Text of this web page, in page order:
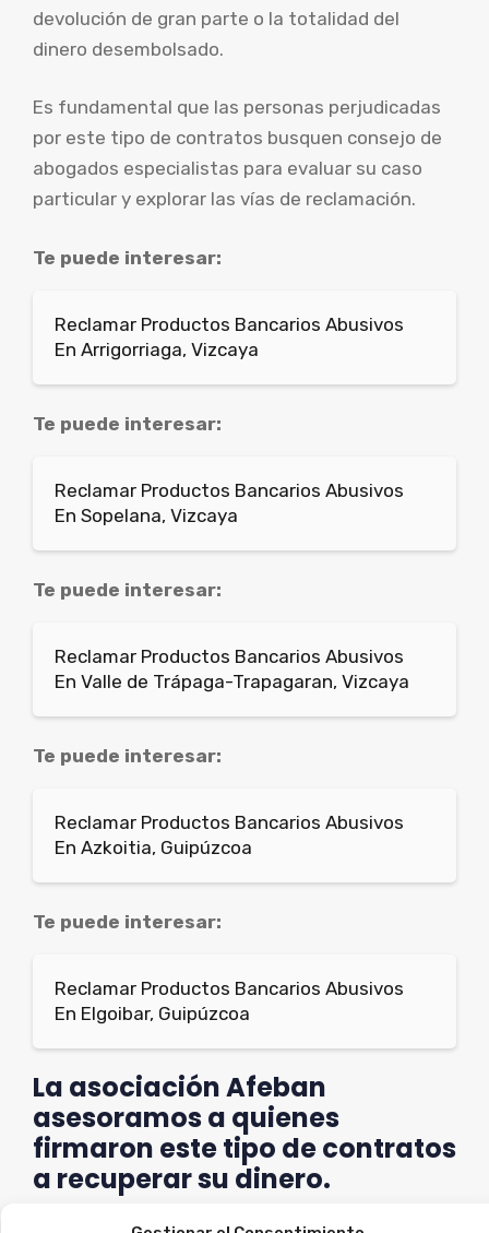
devolución de gran parte o la totalidad del
dinero desembolsado.
Es fundamental que las personas perjudicadas
por este tipo de contratos busquen consejo de
abogados especialistas para evaluar su caso
particular y explorar las vías de reclamación.
Te puede interesar:
Reclamar Productos Bancarios Abusivos
En Arrigorriaga, Vizcaya
Te puede interesar:
Reclamar Productos Bancarios Abusivos
En Sopelana, Vizcaya
Te puede interesar:
Reclamar Productos Bancarios Abusivos
En Valle de Trápaga-Trapagaran, Vizcaya
Te puede interesar:
Reclamar Productos Bancarios Abusivos
En Azkoitia, Guipúzcoa
Te puede interesar:
Reclamar Productos Bancarios Abusivos
En Elgoibar, Guipúzcoa
La asociación Afeban
asesoramos a quienes
firmaron este tipo de contratos
a recuperar su dinero.